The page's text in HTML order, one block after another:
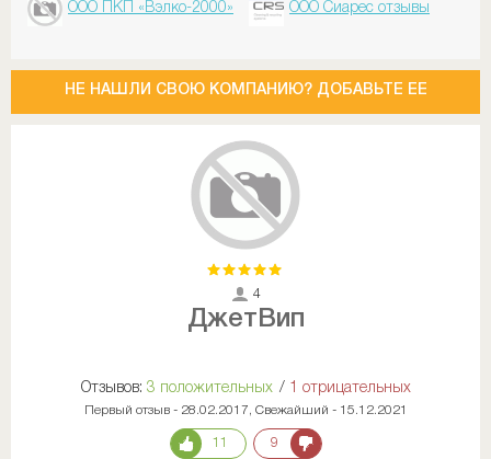
ООО ПКП «Вэлко-2000» ООО Сиарес отзывы
НЕ НАШЛИ СВОЮ КОМПАНИЮ? ДОБАВЬТЕ ЕЕ
4
ДжетВип
Отзывов: 3 положительных / 1 отрицательных
Первый отзыв - 28.02.2017, Свежайший - 15.12.2021
11 9